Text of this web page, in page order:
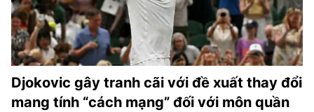
Djokovic gây tranh cãi với đề xuất thay đổi
mang tính “cách mạng” đối với môn quần